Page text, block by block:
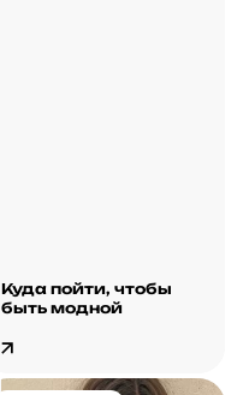
Куда пойти, чтобы
быть модной